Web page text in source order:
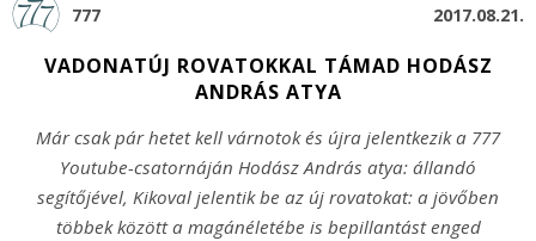
777 2017.08.21.
VADONATÚJ ROVATOKKAL TÁMAD HODÁSZ
ANDRÁS ATYA
Már csak pár hetet kell várnotok és újra jelentkezik a 777
Youtube-csatornáján Hodász András atya: állandó
segítőjével, Kikoval jelentik be az új rovatokat: a jövőben
többek között a magánéletébe is bepillantást enged